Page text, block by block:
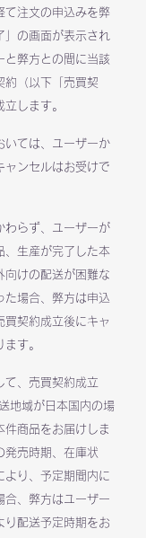
て注文の申込みを弊
」の画面が表示され
と弊方との間に当該
約（以下「売買契
します。
いては、ユーザーか
ャンセルはお受けで
わらず、ユーザーが
、生産が完了した本
向けの配送が困難な
た場合、弊方は申込
買契約成立後にキャ
す。
て、売買契約成立
地域が日本国内の場
件商品をお届けしま
発売時期、在庫状
より、予定期間内に
合、弊方はユーザー
り配送予定時期をお